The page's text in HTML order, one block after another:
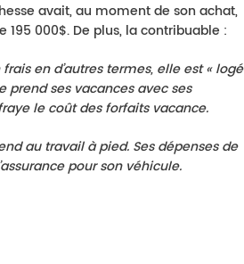
avait, au moment de son achat,
000$. De plus, la contribuable :
en d’autres termes, elle est «
prend ses vacances avec ses
le coût des forfaits vacance.
au travail à pied. Ses dépenses de
pour son véhicule.